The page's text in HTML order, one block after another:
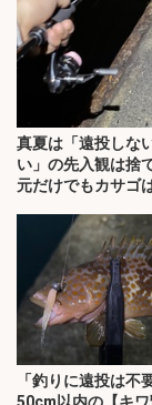
真夏は「遠投しな
い」の先入観は
元だけでもカサゴ
「釣りに遠投は不